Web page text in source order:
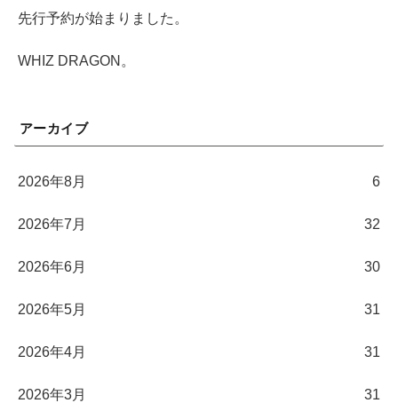
先行予約が始まりました。
WHIZ DRAGON。
アーカイブ
2026年8月 6
2026年7月 32
2026年6月 30
2026年5月 31
2026年4月 31
2026年3月 31